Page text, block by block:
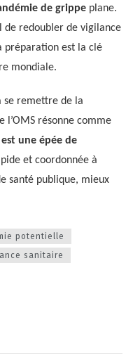
de grippe plane.
de redoubler de vigilance
préparation est la clé
mondiale.
se remettre de la
l’OMS résonne comme
une épée de
et coordonnée à
santé publique, mieux
potentielle
sanitaire